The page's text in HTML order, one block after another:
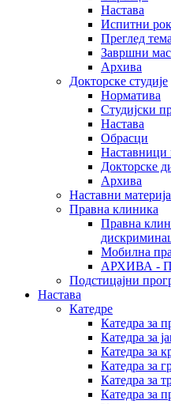
Настава
Испитни
Преглед
Завршни
Архива
Докторске студије
Норматива
Студијски
Настава
Обрасци
Наставници
Докторске
Архива
Наставни
Правна клиника
Правна
Мобилна
АРХИВА -
Подстицајни
Настава
Катедре
Катедра за
Катедра за
Катедра за
Катедра за
Катедра за
Катедра за